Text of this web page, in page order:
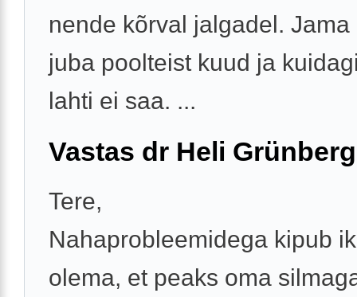
nende kõrval jalgadel. Jama
juba poolteist kuud ja
lahti ei saa. ...
Vastas dr Heli Grünberg
Tere,
Nahaprobleemidega kipub
olema, et peaks oma